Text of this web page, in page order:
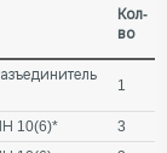
Кол-
во
1
10(6)*
3